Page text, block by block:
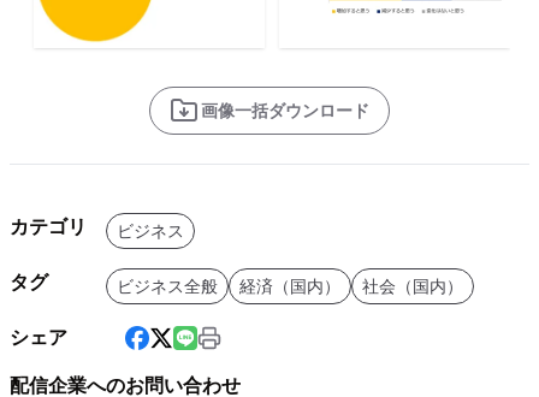
画像一括ダウンロード
カテゴリ ビジネス
タグ ビジネス全般 経済（国内） 社会（国内）
シェア
配信企業へのお問い合わせ